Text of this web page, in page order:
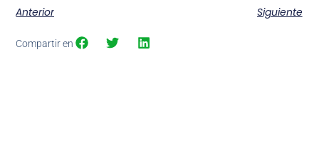
Anterior Siguiente
Compartir en